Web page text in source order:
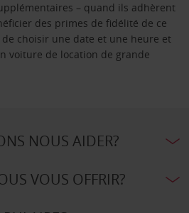
– quand ils adhèrent
des primes de fidélité de ce
choisir une date et une heure et
voiture de location de grande
NOUS AIDER?
VOUS OFFRIR?